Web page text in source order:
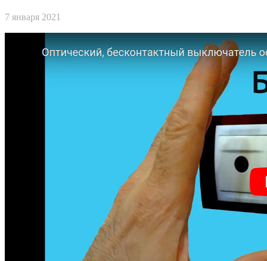
7 января 2021